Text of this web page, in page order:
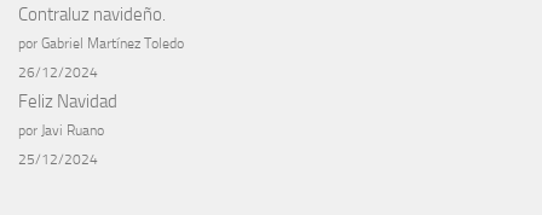
Contraluz navideño.
por Gabriel Martínez Toledo
26/12/2024
Feliz Navidad
por Javi Ruano
25/12/2024